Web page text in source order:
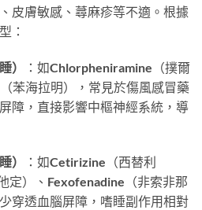
皮膚敏感、蕁麻疹等不適。根據
：
）
：如Chlorpheniramine（撲爾
苯海拉明），常見於傷風感冒藥
障，直接影響中樞神經系統，導
）
：如Cetirizine（西替利
定）、Fexofenadine（非索非那
穿透血腦屏障，嗜睡副作用相對